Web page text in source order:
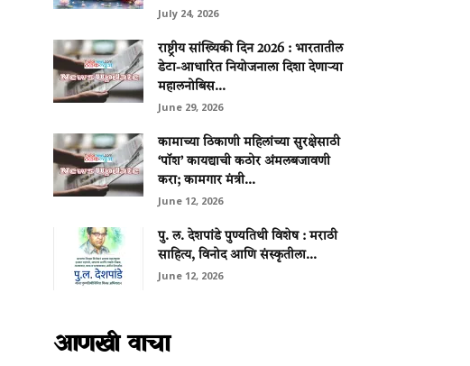
July 24, 2026
राष्ट्रीय सांख्यिकी दिन 2026 : भारतातील
डेटा-आधारित नियोजनाला दिशा देणाऱ्या
महालनोबिस...
June 29, 2026
कामाच्या ठिकाणी महिलांच्या सुरक्षेसाठी
‘पॉश’ कायद्याची कठोर अंमलबजावणी
करा; कामगार मंत्री...
June 12, 2026
पु. ल. देशपांडे पुण्यतिथी विशेष : मराठी
साहित्य, विनोद आणि संस्कृतीला...
June 12, 2026
आणखी वाचा